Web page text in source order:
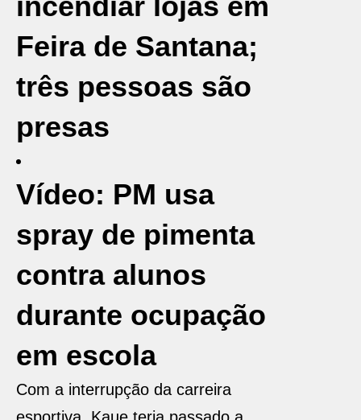
Feira de Santana;
três pessoas são
presas
Vídeo: PM usa
spray de pimenta
contra alunos
durante ocupação
em escola
Com a interrupção da carreira